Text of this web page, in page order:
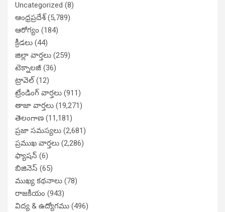
Uncategorized (8)
ఆంధ్రప్రదేశ్(5,789)
ఆరోగ్యం (184)
క్రీడలు (44)
జిల్లా వార్తలు (259)
టెక్నాలజీ (36)
ట్రావెల్(12)
ట్రేండింగ్ వార్తలు (911)
తాజా వార్తలు (19,271)
తెలంగాణ (11,181)
ప్రజా సమస్యలు (2,681)
ప్రముఖ వార్తలు (2,286)
ఫ్యాషన్ (6)
బిజినెస్ (65)
ముఖ్య కథనాలు (78)
రాజకీయం (943)
విద్య & ఉద్యోగము (496)